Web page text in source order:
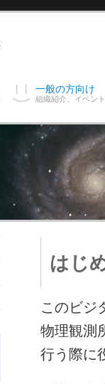
一般の方向け
組織紹介、イベン
はじ
このビジ
物理観測
行う際に